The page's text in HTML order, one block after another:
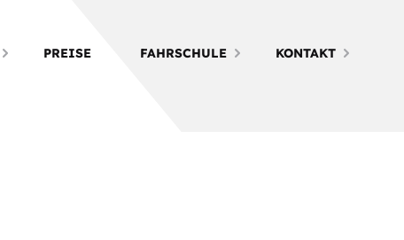
PREISE FAHRSCHULE KONTAKT